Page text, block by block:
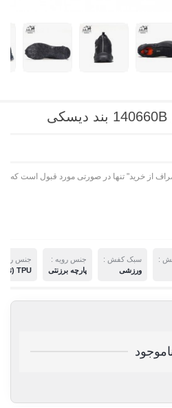
از خرید" تنها در صورتی مورد قبول است که
:
سبک کفش :
ورزشی
جنس رویه :
پارچه برزنتی
جنس
TPU (ترمو پلاستیک پلی اورتان)